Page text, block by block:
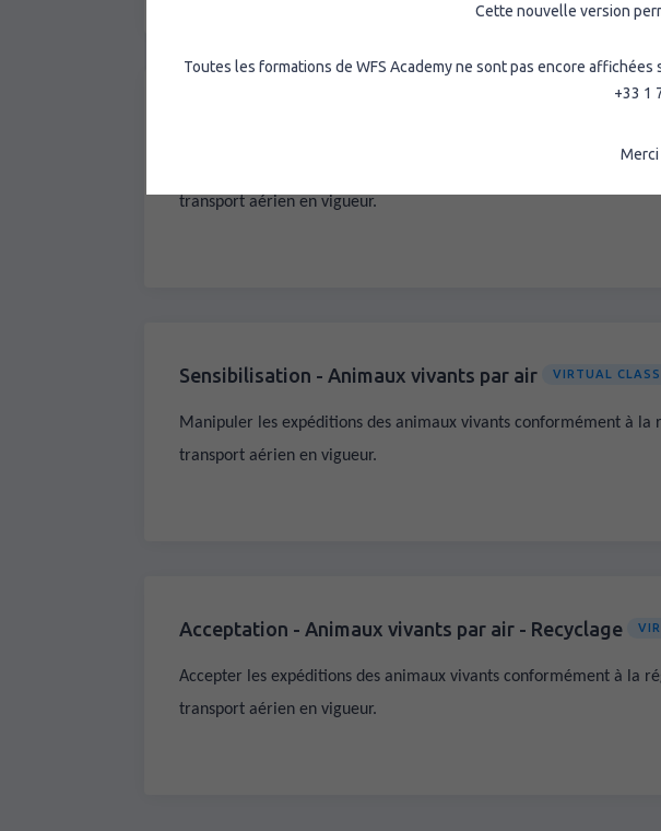
transport aérien en vigueur.
Sensibilisation - Animaux vivants par air VIRTUAL CLASS
Manipuler les expéditions des animaux vivants conformément à la
transport aérien en vigueur.
Acceptation - Animaux vivants par air - Recyclage
Accepter les expéditions des animaux vivants conformément à la
transport aérien en vigueur.
Cette nouvelle version
Toutes les formations de WFS Academy ne sont pas encore
+33 1